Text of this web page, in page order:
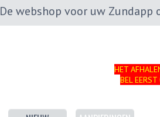
De webshop voor uw Zundapp
HET
BEL